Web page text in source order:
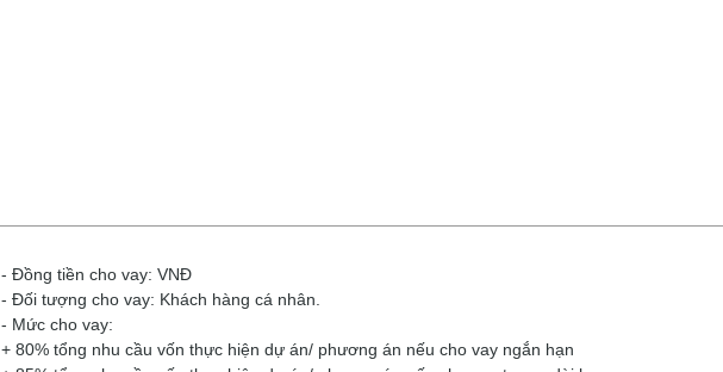
- Đồng tiền cho vay: VNĐ
- Đối tượng cho vay: Khách hàng cá nhân.
- Mức cho vay:
+ 80% tổng nhu cầu vốn thực hiện dự án/ phương án nếu cho vay ngắn hạn